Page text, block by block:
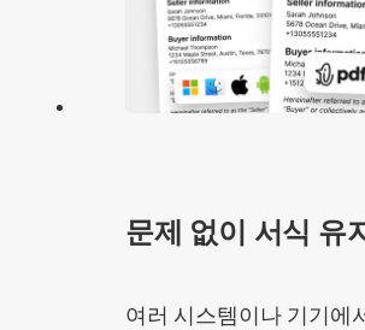
문제 없이 서식 유
여러 시스템이나 기기에